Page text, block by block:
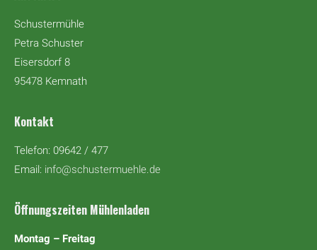
Schustermühle
Petra Schuster
Eisersdorf 8
95478 Kemnath
Kontakt
Telefon: 09642 / 477
Email: info@schustermuehle.de
Öffnungszeiten Mühlenladen
Montag – Freitag